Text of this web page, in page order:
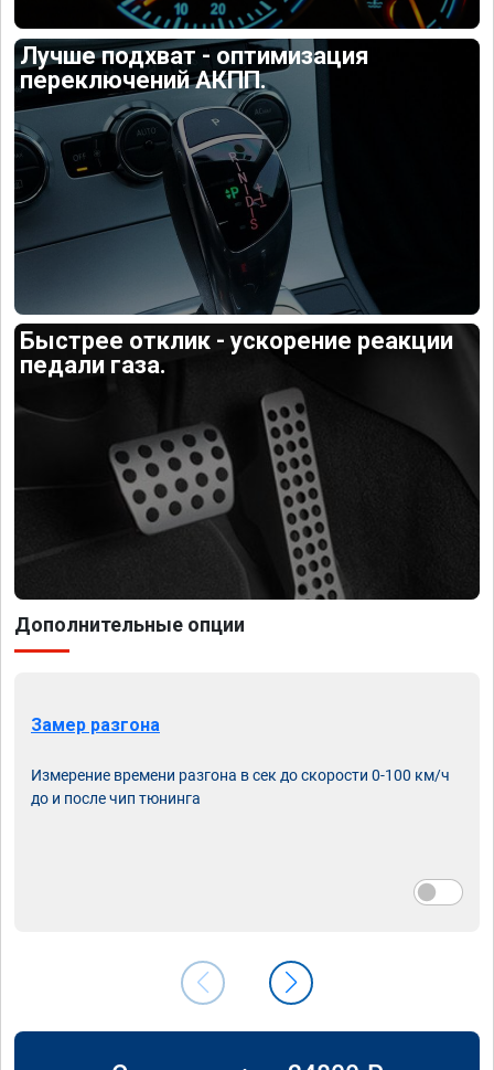
Лучше подхват - оптимизация
переключений АКПП.
Быстрее отклик - ускорение реакции
педали газа.
Дополнительные опции
Замер разгона
Измерение времени разгона в сек до скорости 0-100 км/ч
до и после чип тюнинга